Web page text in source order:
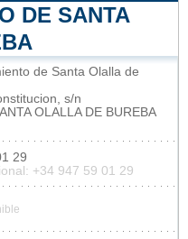
DE SANTA
de Santa Olalla de
s/n
OLALLA DE BUREBA
29
+34 947 59 01 29